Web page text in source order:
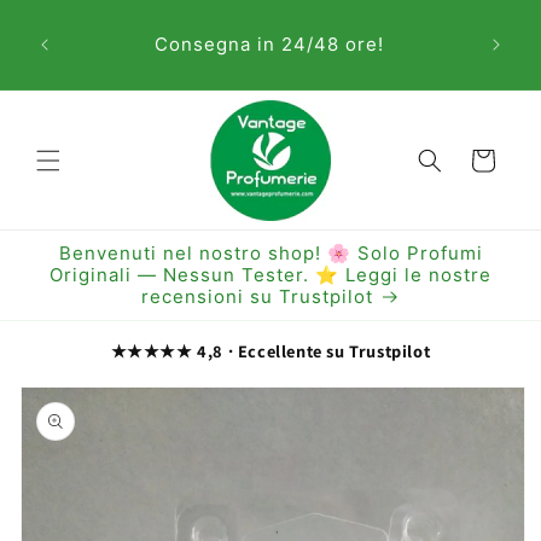
ai contenuti
Consegna in 24/48 ore!
Carrello
Benvenuti nel nostro shop! 🌸 Solo Profumi
Originali — Nessun Tester. ⭐ Leggi le nostre
recensioni su Trustpilot
★★★★★ 4,8 · Eccellente su Trustpilot
Passa alle
informazioni
sul prodotto